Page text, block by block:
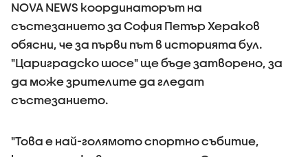
NOVA NEWS координаторът на
състезанието за София Петър Хераков
обясни, че за първи път в историята бул.
"Цариградско шосе" ще бъде затворено, за
да може зрителите да гледат
състезанието.
"Това е най-голямото спортно събитие,